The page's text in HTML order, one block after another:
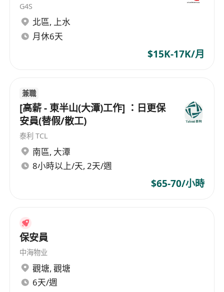
G4S
北區, 上水
月休6天
$15K-17K/月
兼職
[高薪 - 東半山(大潭)工作] ：日更保
安員(替假/散工)
泰利 TCL
南區, 大潭
8小時以上/天, 2天/週
$65-70/小時
保安員
中海物业
觀塘, 觀塘
6天/週